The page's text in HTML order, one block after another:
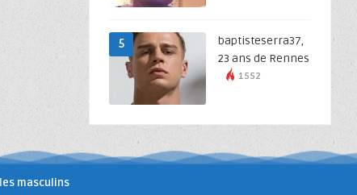
5
baptisteserra37,
23 ans de Rennes
1552
masculins